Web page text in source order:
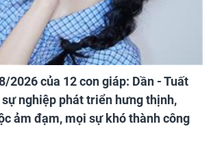
2026 của 12 con giáp: Dần - Tuất
nghiệp phát triển hưng thịnh,
ảm đạm, mọi sự khó thành công